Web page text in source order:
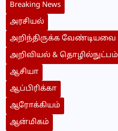
Breaking News
அரசியல்
அறிந்திருக்க வேண்டியவை
அறிவியல் & தொழில்நுட்பம்
ஆசியா
ஆப்பிரிக்கா
ஆரோக்கியம்
ஆன்மிகம்